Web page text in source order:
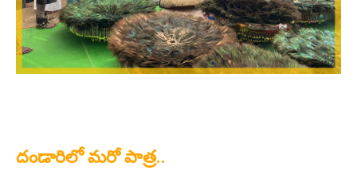
దండారిలో మరో పాత్ర..